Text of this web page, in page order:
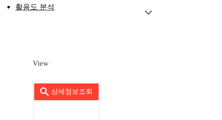
활용도 분석
View
상세정보조회